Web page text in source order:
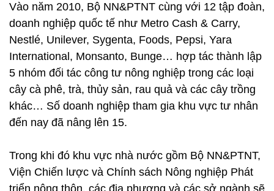
Vào năm 2010, Bộ NN&PTNT cùng với 12 tập đoàn,
doanh nghiệp quốc tế như Metro Cash & Carry,
Nestlé, Unilever, Sygenta, Foods, Pepsi, Yara
International, Monsanto, Bunge… hợp tác thành lập
5 nhóm đối tác công tư nông nghiệp trong các loại
cây cà phê, trà, thủy sản, rau quả và các cây trồng
khác… Số doanh nghiệp tham gia khu vực tư nhân
đến nay đã nâng lên 15.
Trong khi đó khu vực nhà nước gồm Bộ NN&PTNT,
Viện Chiến lược và Chính sách Nông nghiệp Phát
triển nông thôn, các địa phương và các sở ngành sẽ